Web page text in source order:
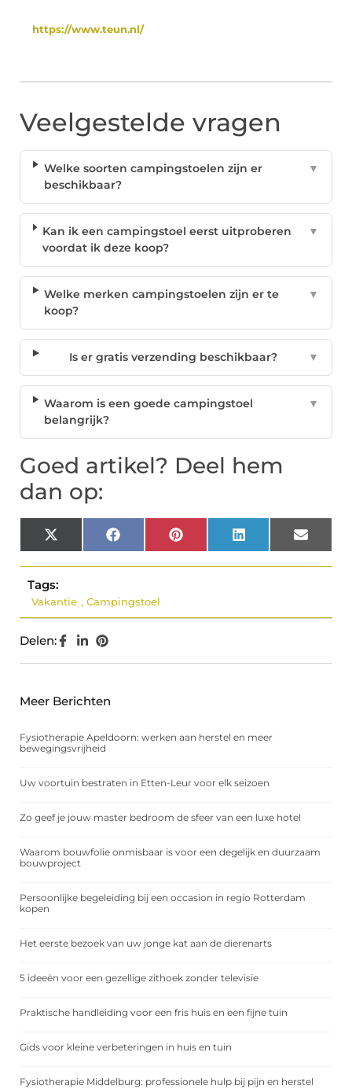
https://www.teun.nl/
Veelgestelde vragen
Welke soorten campingstoelen zijn er
beschikbaar?
▼
Kan ik een campingstoel eerst uitproberen
voordat ik deze koop?
▼
Welke merken campingstoelen zijn er te
koop?
▼
Is er gratis verzending beschikbaar? ▼
Waarom is een goede campingstoel
belangrijk?
▼
Goed artikel? Deel hem
dan op:
X
(Twitter)
Facebook Pinterest LinkedIn Email
Tags:
Vakantie , Campingstoel
Delen:
Meer Berichten
Fysiotherapie Apeldoorn: werken aan herstel en meer
bewegingsvrijheid
Uw voortuin bestraten in Etten-Leur voor elk seizoen
Zo geef je jouw master bedroom de sfeer van een luxe hotel
Waarom bouwfolie onmisbaar is voor een degelijk en duurzaam
bouwproject
Persoonlijke begeleiding bij een occasion in regio Rotterdam
kopen
Het eerste bezoek van uw jonge kat aan de dierenarts
5 ideeën voor een gezellige zithoek zonder televisie
Praktische handleiding voor een fris huis en een fijne tuin
Gids voor kleine verbeteringen in huis en tuin
Fysiotherapie Middelburg: professionele hulp bij pijn en herstel